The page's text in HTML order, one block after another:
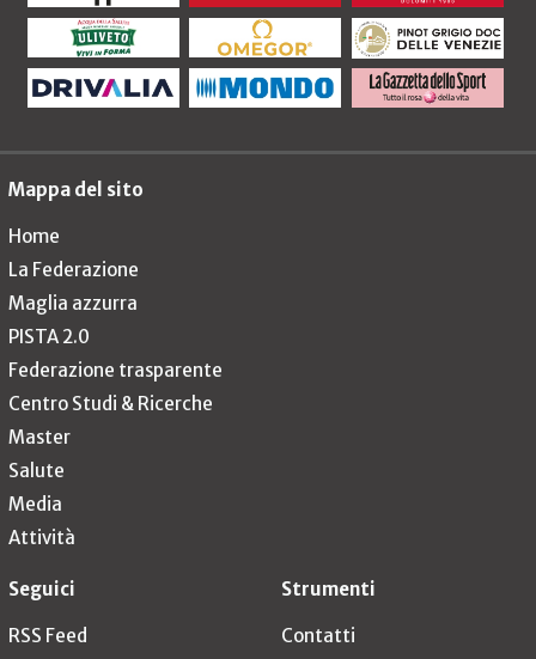
Mappa del sito
Home
La Federazione
Maglia azzurra
PISTA 2.0
Federazione trasparente
Centro Studi & Ricerche
Master
Salute
Media
Attività
Seguici
RSS Feed
Strumenti
Contatti